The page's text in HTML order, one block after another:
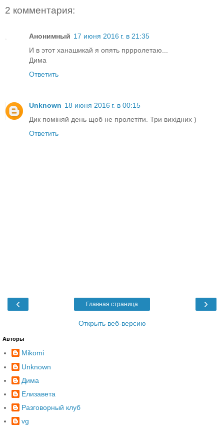
2 комментария:
Анонимный 17 июня 2016 г. в 21:35
И в этот ханашикай я опять пррролетаю...
Дима
Ответить
Unknown 18 июня 2016 г. в 00:15
Дик поміняй день щоб не пролетіти. Три вихідних )
Ответить
‹ ›
Главная страница
Открыть веб-версию
Авторы
Mikomi
Unknown
Дима
Елизавета
Разговорный клуб
vg